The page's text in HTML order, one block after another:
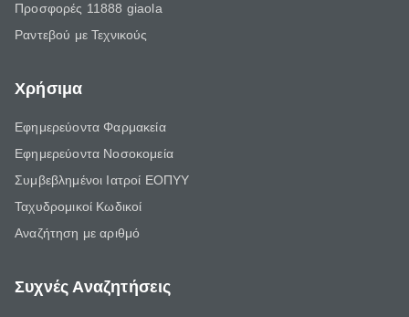
Προσφορές 11888 giaola
Ραντεβού με Τεχνικούς
Χρήσιμα
Εφημερεύοντα Φαρμακεία
Εφημερεύοντα Νοσοκομεία
Συμβεβλημένοι Ιατροί ΕΟΠΥΥ
Ταχυδρομικοί Κωδικοί
Αναζήτηση με αριθμό
Συχνές Αναζητήσεις